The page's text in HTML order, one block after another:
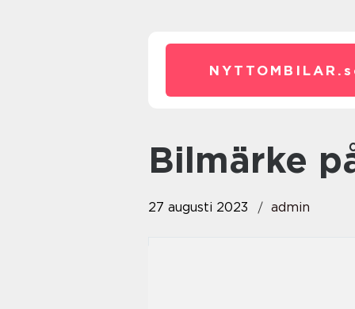
NYTTOMBILAR.
bilmärke
27 augusti 2023 admin